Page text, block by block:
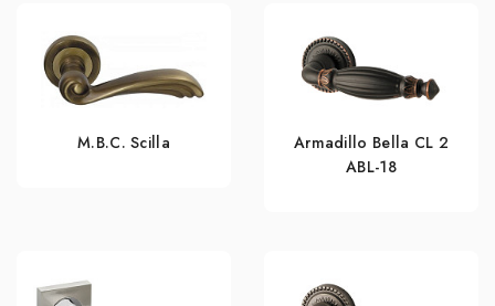
M.B.C. Scilla
Armadillo Bella CL 2
ABL-18